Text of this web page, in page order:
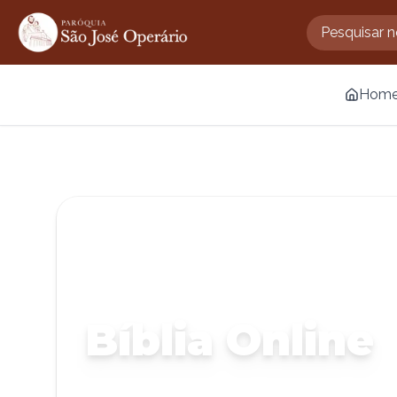
Bíblia Online